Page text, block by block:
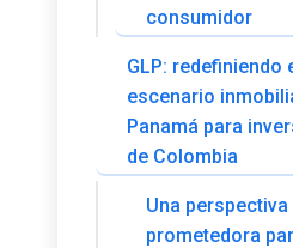
consumidor
GLP: redefiniendo
escenario
Panamá para
de Colombia
Una perspectiva
prometedora